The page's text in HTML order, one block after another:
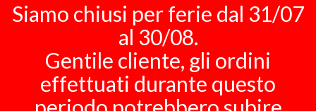
Siamo chiusi per ferie dal 31/07
al 30/08.
Gentile cliente, gli ordini
effettuati durante questo